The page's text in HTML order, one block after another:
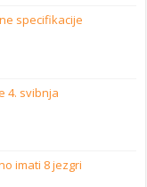
specifikacije
4. svibnja
imati 8 jezgri